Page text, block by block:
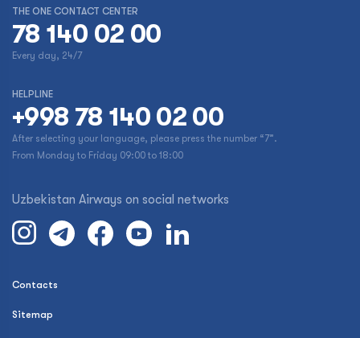
THE ONE CONTACT CENTER
78 140 02 00
Every day, 24/7
HELPLINE
+998 78 140 02 00
After selecting your language, please press the number “7”.
From Monday to Friday 09:00 to 18:00
Uzbekistan Airways on social networks
Contacts
Sitemap